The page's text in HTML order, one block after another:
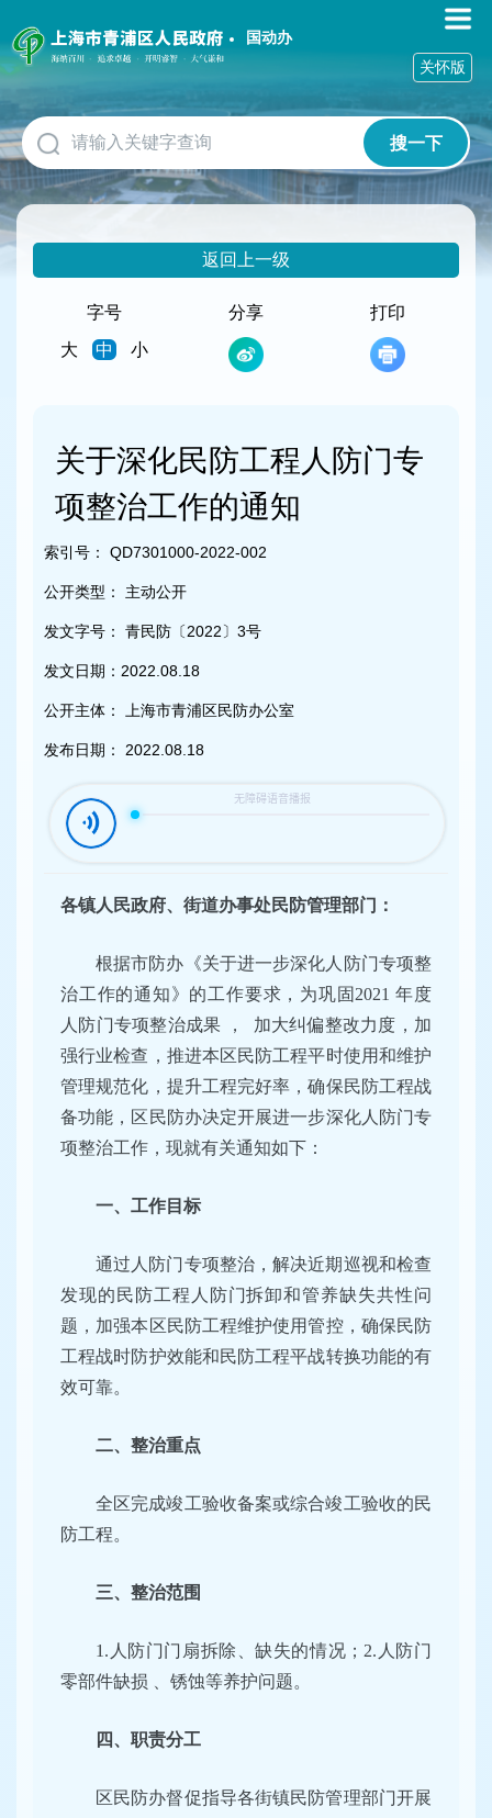
障
碍
作
说
明
跳
到
网
国动办
搜一下
关怀版
返回上一级
字号
大
中 小
分享 打印
关于深化民防工程人防门专
项整治工作的通知
索引号： QD7301000-2022-002
公开类型： 主动公开
发文字号： 青民防〔2022〕3号
发文日期： 2022.08.18
公开主体： 上海市青浦区民防办公室
发布日期： 2022.08.18
各镇人民政府、街道办事处民防管理部门：
根据市防办《关于进一步深化人防门专项整
治工作的通知》的工作要求，为巩固2021 年度
人防门专项整治成果 ， 加大纠偏整改力度，加
强行业检查，推进本区民防工程平时使用和维护
管理规范化，提升工程完好率，确保民防工程战
备功能，区民防办决定开展进一步深化人防门专
项整治工作，现就有关通知如下：
一、工作目标
通过人防门专项整治，解决近期巡视和检查
发现的民防工程人防门拆卸和管养缺失共性问
题，加强本区民防工程维护使用管控，确保民防
工程战时防护效能和民防工程平战转换功能的有
效可靠。
二、整治重点
全区完成竣工验收备案或综合竣工验收的民
防工程。
三、整治范围
1.人防门门扇拆除、缺失的情况；2.人防门
零部件缺损 、锈蚀等养护问题。
四、职责分工
区民防办督促指导各街镇民防管理部门开展